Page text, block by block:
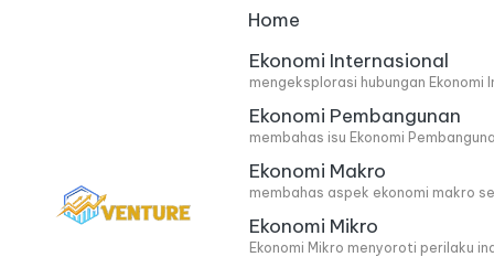
Home
Ekonomi Internasional
mengeksplorasi hubungan
Ekonomi Pembangunan
membahas isu Ekonomi
Ekonomi Makro
membahas aspek ekonomi makro
Ekonomi Mikro
Ekonomi Mikro menyoroti perilaku